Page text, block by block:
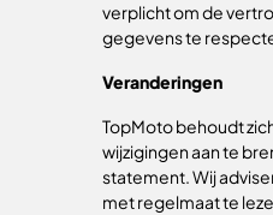
verplicht om de
gegevens te
Veranderingen
TopMoto behoudt
wijzigingen aan te
statement. Wij
met regelmaat te